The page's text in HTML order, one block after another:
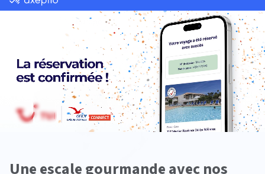
Europe